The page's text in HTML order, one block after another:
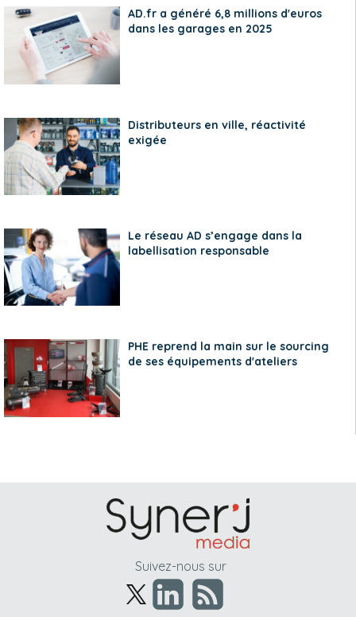
AD.fr a généré 6,8 millions d'euros
dans les garages en 2025
Distributeurs en ville, réactivité
exigée
Le réseau AD s’engage dans la
labellisation responsable
PHE reprend la main sur le sourcing
de ses équipements d'ateliers
Suivez-nous sur